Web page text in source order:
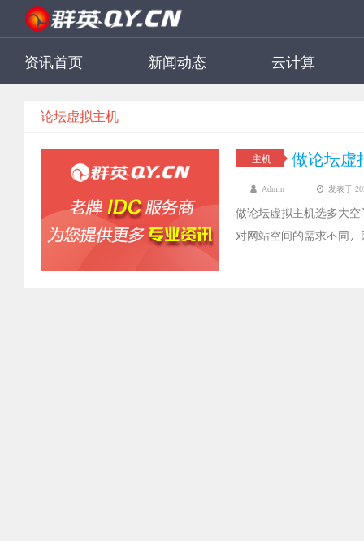
资讯首页 新闻动态 云计算
论坛虚拟主机
主机 做论坛虚
Admin 发表于
做论坛虚拟主机选多大
对网站空间的需求不同